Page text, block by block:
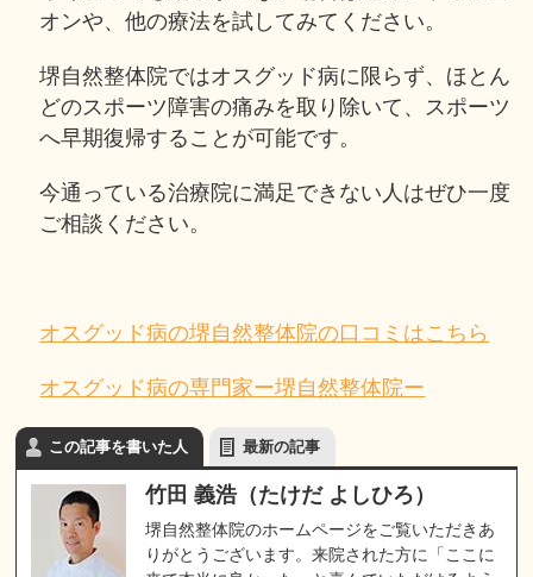
オンや、他の療法を試してみてください。
堺自然整体院ではオスグッド病に限らず、ほとん
どのスポーツ障害の痛みを取り除いて、スポーツ
へ早期復帰することが可能です。
今通っている治療院に満足できない人はぜひ一度
ご相談ください。
オスグッド病の堺自然整体院の口コミはこちら
オスグッド病の専門家ー堺自然整体院ー
この記事を書いた人 最新の記事
竹田 義浩（たけだ よしひろ）
堺自然整体院のホームページをご覧いただきあ
りがとうございます。来院された方に「ここに